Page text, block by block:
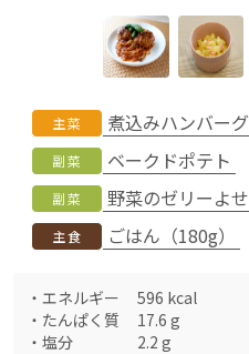
主菜 煮込みハンバーグ
副菜 ベークドポテト
副菜 野菜のゼリーよせ
主食 ごはん（180g）
・ エネルギー 596 kcal
・ たんぱく質 17.6 g
・ 塩分 2.2 g